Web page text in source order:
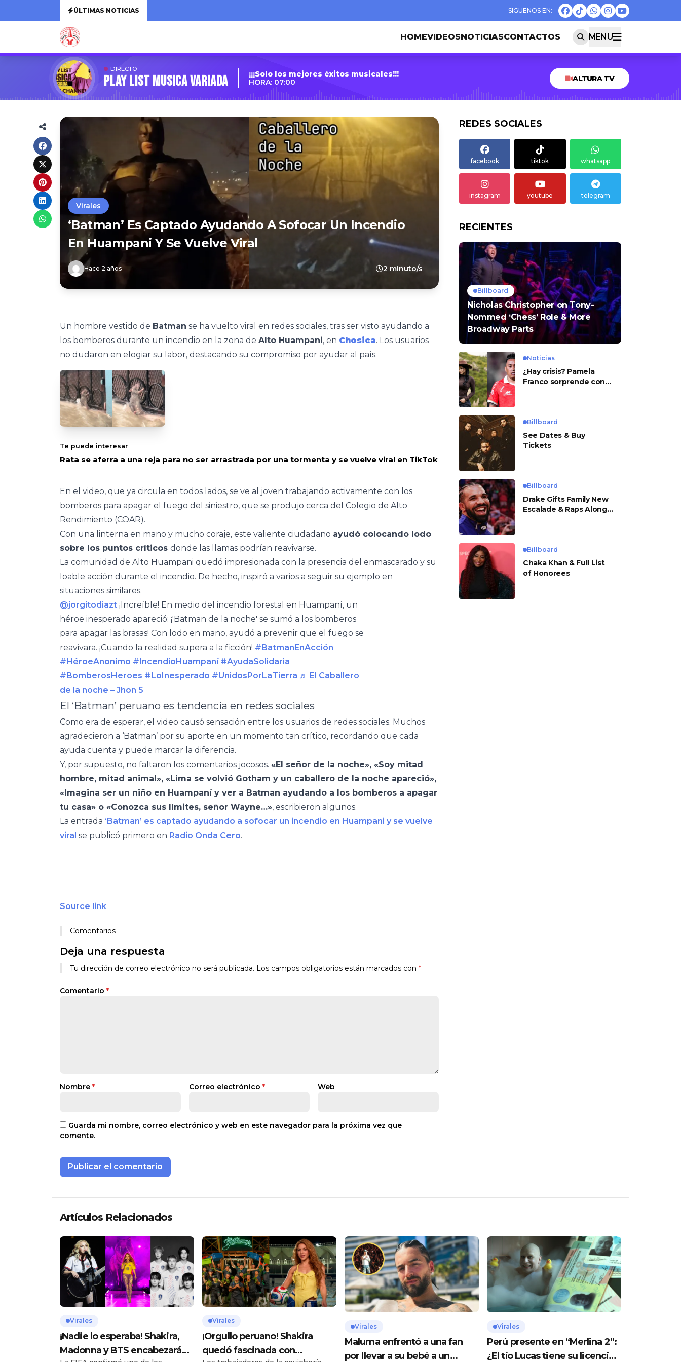
ÚLTIMAS NOTICIAS
HOMEVIDEOSNOTICIASCONTACTOS MENU
DIRECTO
PLAY LIST MUSICA VARIADA
¡¡¡Solo los mejores éxitos musicales!!!
HORA: 07:00
ALTURA TV
Virales
‘Batman’ Es Captado Ayudando A Sofocar Un Incendio
En Huampani Y Se Vuelve Viral
Hace 2 años 2 minuto/s
Un hombre vestido de Batman se ha vuelto viral en redes sociales, tras ser visto ayudando a
los bomberos durante un incendio en la zona de Alto Huampani, en Chosica. Los usuarios
no dudaron en elogiar su labor, destacando su compromiso por ayudar al país.
Te puede interesar
Rata se aferra a una reja para no ser arrastrada por una tormenta y se vuelve viral en TikTok
En el video, que ya circula en todos lados, se ve al joven trabajando activamente con los
bomberos para apagar el fuego del siniestro, que se produjo cerca del Colegio de Alto
Rendimiento (COAR).
Con una linterna en mano y mucho coraje, este valiente ciudadano ayudó colocando lodo
sobre los puntos críticos donde las llamas podrían reavivarse.
La comunidad de Alto Huampani quedó impresionada con la presencia del enmascarado y su
loable acción durante el incendio. De hecho, inspiró a varios a seguir su ejemplo en
situaciones similares.
@jorgitodiazt ¡Increíble! En medio del incendio forestal en Huampaní, un
héroe inesperado apareció: ¡'Batman de la noche' se sumó a los bomberos
para apagar las brasas! Con lodo en mano, ayudó a prevenir que el fuego se
reavivara. ¡Cuando la realidad supera a la ficción! #BatmanEnAcción
#HéroeAnonimo #IncendioHuampaní #AyudaSolidaria
#BomberosHeroes #LoInesperado #UnidosPorLaTierra ♬ El Caballero
de la noche – Jhon 5
El ‘Batman’ peruano es tendencia en redes sociales
Como era de esperar, el video causó sensación entre los usuarios de redes sociales. Muchos
agradecieron a ‘Batman’ por su aporte en un momento tan crítico, recordando que cada
ayuda cuenta y puede marcar la diferencia.
Y, por supuesto, no faltaron los comentarios jocosos. «El señor de la noche», «Soy mitad
hombre, mitad animal», «Lima se volvió Gotham y un caballero de la noche apareció»,
«Imagina ser un niño en Huampaní y ver a Batman ayudando a los bomberos a apagar
tu casa» o «Conozca sus límites, señor Wayne…», escribieron algunos.
La entrada ‘Batman’ es captado ayudando a sofocar un incendio en Huampani y se vuelve
viral se publicó primero en Radio Onda Cero.
Source link
Comentarios
Deja una respuesta
Tu dirección de correo electrónico no será publicada. Los campos obligatorios están marcados con *
Comentario *
Nombre * Correo electrónico * Web
Guarda mi nombre, correo electrónico y web en este navegador para la próxima vez que
comente.
REDES SOCIALES
facebook tiktok whatsapp
instagram youtube telegram
RECIENTES
Billboard
Nicholas Christopher on Tony-
Nommed ‘Chess’ Role & More
Broadway Parts
Noticias
¿Hay crisis? Pamela
Franco sorprende con
Billboard
See Dates & Buy
Tickets
Billboard
Drake Gifts Family New
Escalade & Raps Along
Billboard
Chaka Khan & Full List
of Honorees
Artículos Relacionados
Virales
¡Nadie lo esperaba! Shakira,
Madonna y BTS encabezarán
Virales
¡Orgullo peruano! Shakira
quedó fascinada con
Virales
Maluma enfrentó a una fan
por llevar a su bebé a un
Virales
Perú presente en “Merlina 2”:
¿El tío Lucas tiene su licencia